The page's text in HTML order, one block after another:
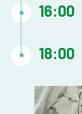
16:00
18:00